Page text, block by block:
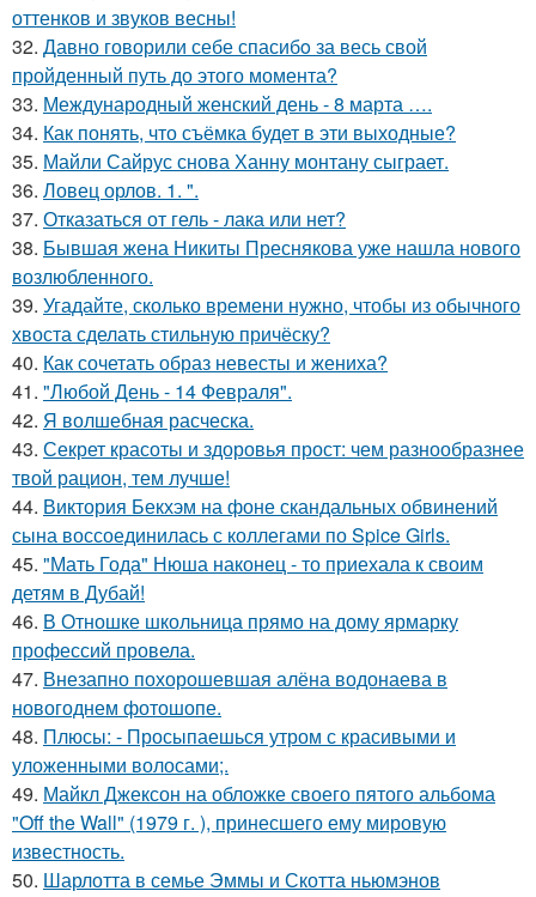
оттенков и звуков весны!
32. Давно говорили себе спасибo за весь свой
пройденный путь до этого момента?
33. Международный женский день - 8 марта ….
34. Как понять, что съёмка будет в эти выходные?
35. Майли Сайрус снова Ханну монтану сыграет.
36. Ловец орлов. 1. ".
37. Отказаться от гель - лака или нет?
38. Бывшая жена Никиты Преснякова уже нашла нового
возлюбленного.
39. Угадайте, сколько времени нужно, чтобы из обычного
хвоста сделать стильную причёску?
40. Как сочетать образ невесты и жениха?
41. "Любой День - 14 Февраля".
42. Я волшебная расческа.
43. Секрет красоты и здоровья прост: чем разнообразнее
твой рацион, тем лучше!
44. Виктория Бекхэм на фоне скандальных обвинений
сына воссоединилась с коллегами по Spice Girls.
45. "Мать Года" Нюша наконец - то приехала к своим
детям в Дубай!
46. В Отношке школьница прямо на дому ярмарку
профессий провела.
47. Внезапно похорошевшая алёна водонаева в
новогоднем фотошопе.
48. Плюсы: - Просыпаешься утром с красивыми и
уложенными волосами;.
49. Майкл Джексон на обложке своего пятого альбома
"Off the Wall" (1979 г. ), принесшего ему мировую
известность.
50. Шарлотта в семье Эммы и Скотта ньюмэнов